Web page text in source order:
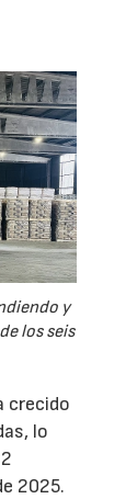
y
los seis
crecido
lo
2025.